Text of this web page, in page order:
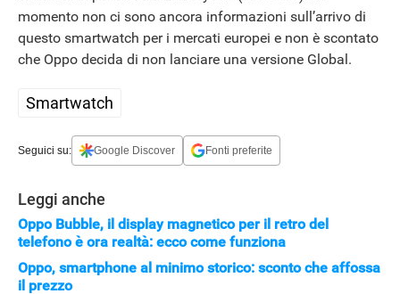
APPLE
momento non ci sono ancora informazioni sull’arrivo di
questo smartwatch per i mercati europei e non è scontato
che Oppo decida di non lanciare una versione Global.
Smartwatch
Seguici su: Google Discover Fonti preferite
Leggi anche
Oppo Bubble, il display magnetico per il retro del
telefono è ora realtà: ecco come funziona
Oppo, smartphone al minimo storico: sconto che affossa
il prezzo